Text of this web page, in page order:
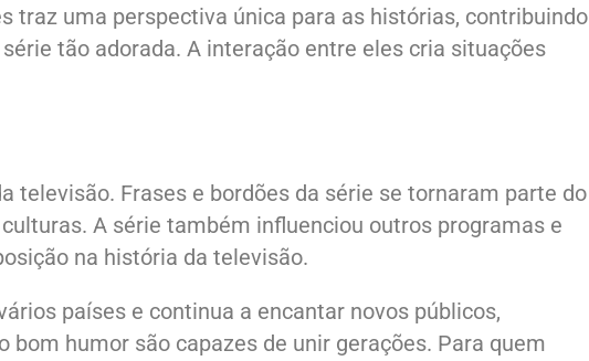
traz uma perspectiva única para as histórias, contribuindo
tão adorada. A interação entre eles cria situações
televisão. Frases e bordões da série se tornaram parte do
A série também influenciou outros programas e
na história da televisão.
países e continua a encantar novos públicos,
bom humor são capazes de unir gerações. Para quem